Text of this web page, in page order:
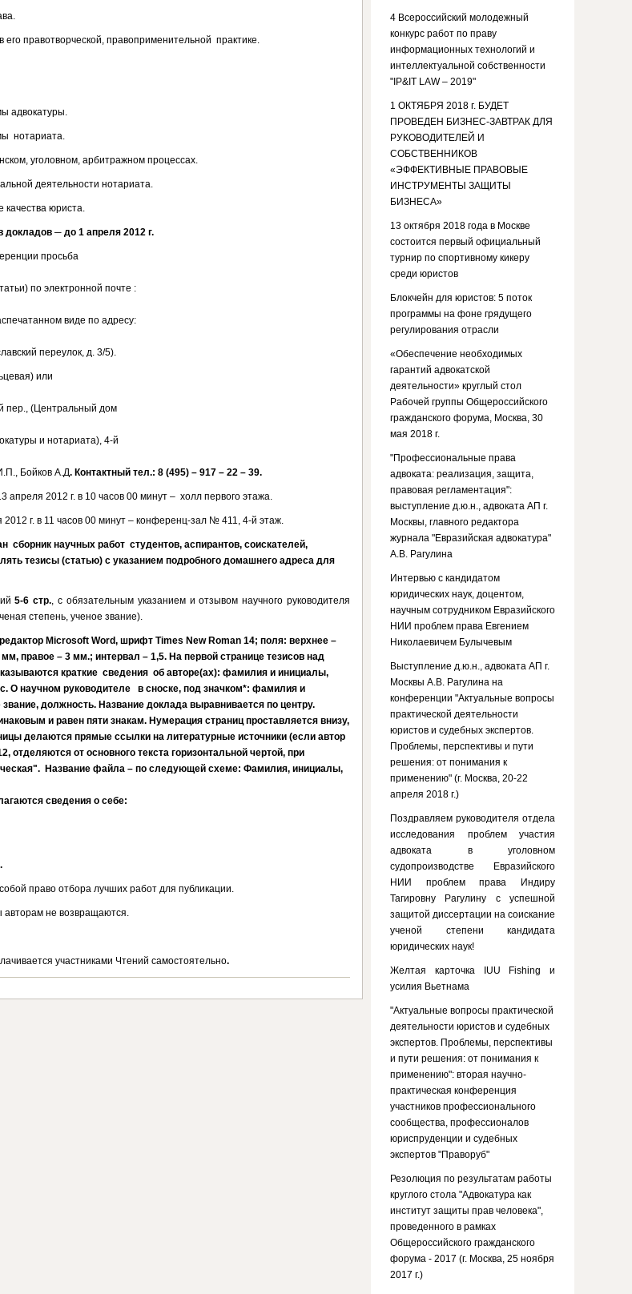
его правотворческой, правоприменительной практике.
адвокатуры.
нотариата.
уголовном, арбитражном процессах.
деятельности нотариата.
юриста.
докладов ─ до 1 апреля 2012 г.
просьба
по электронной почте :
виде по адресу:
переулок, д. 3/5).
или
пер., (Центральный дом
и нотариата), 4-й
Бойков А.Д. Контактный тел.: 8 (495) – 917 – 22 – 39.
апреля 2012 г. в 10 часов 00 минут – холл первого этажа.
2012 г. в 11 часов 00 минут – конференц-зал № 411, 4-й этаж.
сборник научных работ студентов, аспирантов, соискателей,
тезисы (статью) с указанием подробного домашнего адреса для
5-6 стр., с обязательным указанием и отзывом научного руководителя
степень, ученое звание).
Microsoft Word, шрифт Times New Roman 14; поля: верхнее –
правое – 3 мм.; интервал – 1,5. На первой странице тезисов над
краткие сведения об авторе(ах): фамилия и инициалы,
О научном руководителе в сноске, под значком*: фамилия и
звание, должность. Название доклада выравнивается по центру.
и равен пяти знакам. Нумерация страниц проставляется внизу,
делаются прямые ссылки на литературные источники (если автор
отделяются от основного текста горизонтальной чертой, при
Название файла – по следующей схеме: Фамилия, инициалы,
сведения о себе:
право отбора лучших работ для публикации.
авторам не возвращаются.
участниками Чтений самостоятельно.
4 Всероссийский молодежный
конкурс работ по праву
информационных технологий и
интеллектуальной собственности
"IP&IT LAW – 2019"
1 ОКТЯБРЯ 2018 г. БУДЕТ
ПРОВЕДЕН БИЗНЕС-ЗАВТРАК ДЛЯ
РУКОВОДИТЕЛЕЙ И
СОБСТВЕННИКОВ
«ЭФФЕКТИВНЫЕ ПРАВОВЫЕ
ИНСТРУМЕНТЫ ЗАЩИТЫ
БИЗНЕСА»
13 октября 2018 года в Москве
состоится первый официальный
турнир по спортивному кикеру
среди юристов
Блокчейн для юристов: 5 поток
программы на фоне грядущего
регулирования отрасли
«Обеспечение необходимых
гарантий адвокатской
деятельности» круглый стол
Рабочей группы Общероссийского
гражданского форума, Москва, 30
мая 2018 г.
"Профессиональные права
адвоката: реализация, защита,
правовая регламентация":
выступление д.ю.н., адвоката АП г.
Москвы, главного редактора
журнала "Евразийская адвокатура"
А.В. Рагулина
Интервью с кандидатом
юридических наук, доцентом,
научным сотрудником Евразийского
НИИ проблем права Евгением
Николаевичем Булычевым
Выступление д.ю.н., адвоката АП г.
Москвы А.В. Рагулина на
конференции "Актуальные вопросы
практической деятельности
юристов и судебных экспертов.
Проблемы, перспективы и пути
решения: от понимания к
применению" (г. Москва, 20-22
апреля 2018 г.)
Поздравляем руководителя отдела
исследования проблем участия
адвоката в уголовном
судопроизводстве Евразийского
НИИ проблем права Индиру
Тагировну Рагулину с успешной
защитой диссертации на соискание
ученой степени кандидата
юридических наук!
Желтая карточка IUU Fishing и
усилия Вьетнама
"Актуальные вопросы практической
деятельности юристов и судебных
экспертов. Проблемы, перспективы
и пути решения: от понимания к
применению": вторая научно-
практическая конференция
участников профессионального
сообщества, профессионалов
юриспруденции и судебных
экспертов "Праворуб"
Резолюция по результатам работы
круглого стола "Адвокатура как
институт защиты прав человека",
проведенного в рамках
Общероссийского гражданского
форума - 2017 (г. Москва, 25 ноября
2017 г.)